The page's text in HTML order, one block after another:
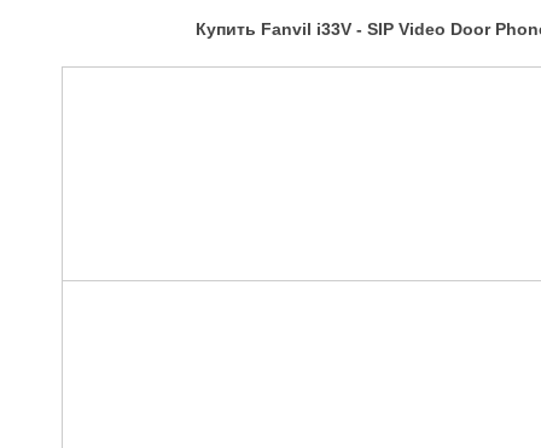
Купить Fanvil i33V - SIP Video Door